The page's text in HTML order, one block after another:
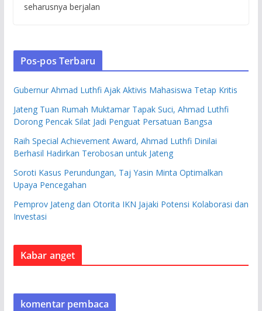
seharusnya berjalan
Pos-pos Terbaru
Gubernur Ahmad Luthfi Ajak Aktivis Mahasiswa Tetap Kritis
Jateng Tuan Rumah Muktamar Tapak Suci, Ahmad Luthfi
Dorong Pencak Silat Jadi Penguat Persatuan Bangsa
Raih Special Achievement Award, Ahmad Luthfi Dinilai
Berhasil Hadirkan Terobosan untuk Jateng
Soroti Kasus Perundungan, Taj Yasin Minta Optimalkan
Upaya Pencegahan
Pemprov Jateng dan Otorita IKN Jajaki Potensi Kolaborasi dan
Investasi
Kabar anget
komentar pembaca